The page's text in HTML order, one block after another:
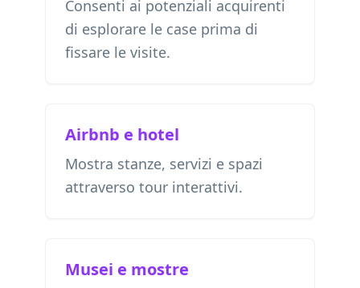
Consenti ai potenziali acquirenti
di esplorare le case prima di
fissare le visite.
Airbnb e hotel
Mostra stanze, servizi e spazi
attraverso tour interattivi.
Musei e mostre